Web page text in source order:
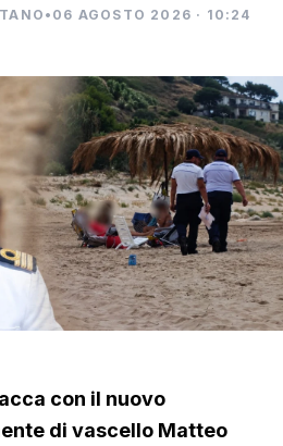
• 06 AGOSTO 2026 · 10:24
con il nuovo
di vascello Matteo